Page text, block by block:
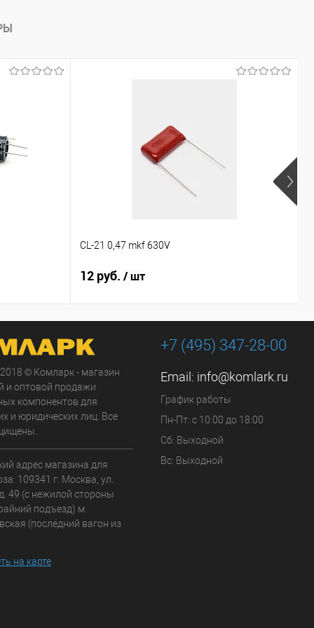
CL-21 0,47 mkf 630V
12 руб. / шт
© Комларк - магазин
и оптовой продажи
компонентов для
и юридических лиц. Все
адрес магазина для
109341 г. Москва, ул.
49 (с нежилой стороны
подъезд) м.
(последний вагон из
на карте
+7 (495) 347-28-00
Email: info@komlark.ru
График работы
Пн-Пт: с 10:00 до 18:00
Сб: Выходной
Вс: Выходной